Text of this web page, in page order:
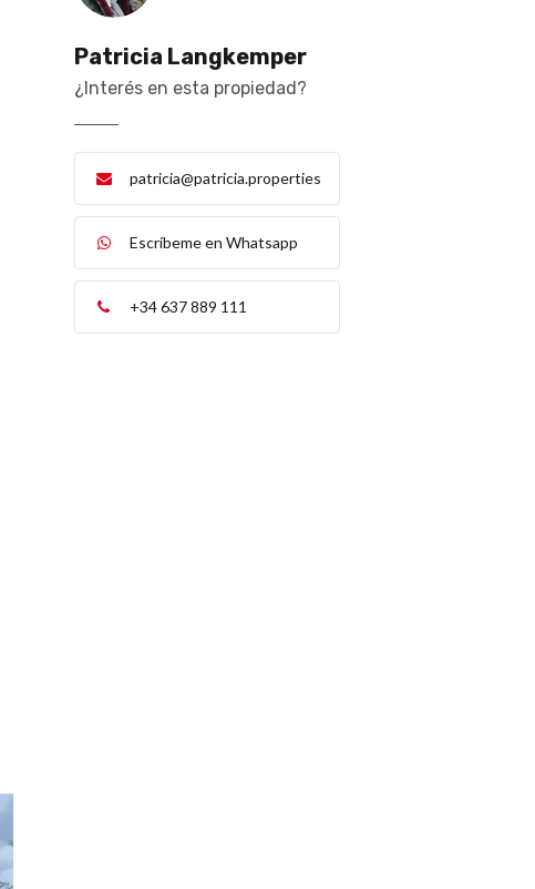
Patricia Langkemper
¿Interés en esta propiedad?
patricia@patricia.properties
Escríbeme en Whatsapp
+34 637 889 111